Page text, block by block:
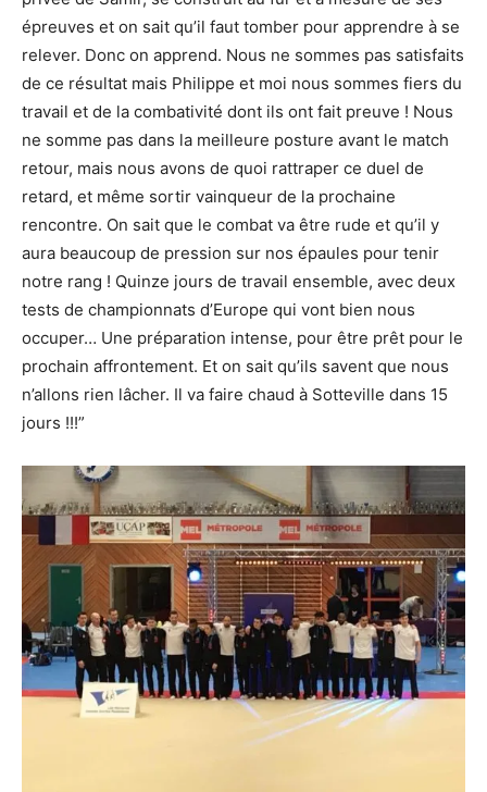
épreuves et on sait qu’il faut tomber pour apprendre à se
relever. Donc on apprend. Nous ne sommes pas satisfaits
de ce résultat mais Philippe et moi nous sommes fiers du
travail et de la combativité dont ils ont fait preuve ! Nous
ne somme pas dans la meilleure posture avant le match
retour, mais nous avons de quoi rattraper ce duel de
retard, et même sortir vainqueur de la prochaine
rencontre. On sait que le combat va être rude et qu’il y
aura beaucoup de pression sur nos épaules pour tenir
notre rang ! Quinze jours de travail ensemble, avec deux
tests de championnats d’Europe qui vont bien nous
occuper… Une préparation intense, pour être prêt pour le
prochain affrontement. Et on sait qu’ils savent que nous
n’allons rien lâcher. Il va faire chaud à Sotteville dans 15
jours !!!”